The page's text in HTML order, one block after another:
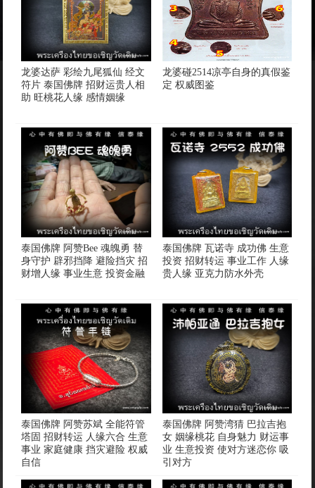
龙婆达萨 彩绘九尾狐仙 经文
符片 泰国佛牌 招财运贵人相
助 旺桃花人缘 感情姻缘
龙婆碰2514凉亭自身的真假鉴
定 权威图鉴
泰国佛牌 阿赞Bee 魂魄勇 替
身守护 辟邪挡降 避险挡灾 招
财增人缘 事业生意 投资金融
泰国佛牌 瓦诺寺 成功佛 生意
投资 招财转运 事业工作 人缘
贵人缘 亚克力防水外壳
泰国佛牌 阿赞苏斌 全能符管
塔固 招财转运 人缘六合 生意
事业 家庭健康 挡灾避险 权威
自信
泰国佛牌 阿赞湾猜 巴拉吉抱
女 姻缘桃花 自身魅力 财运事
业 生意投资 使对方迷恋你 吸
引对方